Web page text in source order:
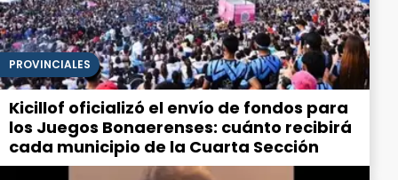
PROVINCIALES
Kicillof oficializó el envío de fondos para
los Juegos Bonaerenses: cuánto recibirá
cada municipio de la Cuarta Sección